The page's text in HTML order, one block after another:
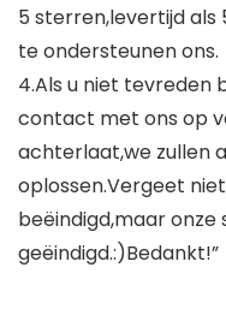
5 sterren,levertijd
te ondersteunen ons.
4.Als u niet tevreden
contact met ons op
achterlaat,we zullen
oplossen.Vergeet
beëindigd,maar onze
geëindigd.:)Bedankt!”